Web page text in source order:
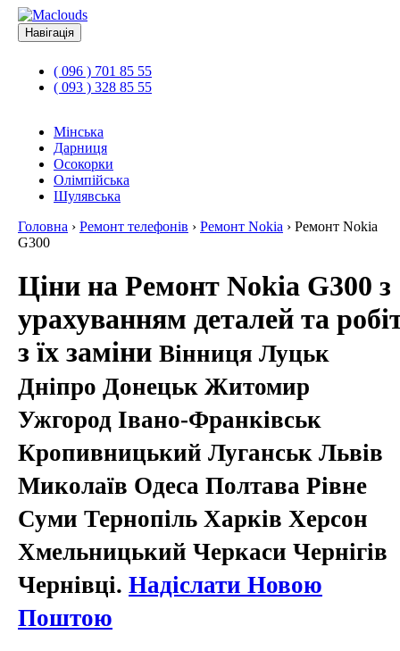
Навігація
( 096 ) 701 85 55
( 093 ) 328 85 55
Мінська
Дарниця
Осокорки
Олімпійська
Шулявська
Головна › Ремонт телефонів › Ремонт Nokia › Ремонт Nokia
G300
Ціни на Ремонт Nokia G300 з
урахуванням деталей та
з їх заміни Вінниця Луцьк
Дніпро Донецьк Житомир
Ужгород Івано-Франківськ
Кропивницький Луганськ Львів
Миколаїв Одеса Полтава Рівне
Суми Тернопіль Харків Херсон
Хмельницький Черкаси Чернігів
Чернівці. Надіслати Новою
Поштою